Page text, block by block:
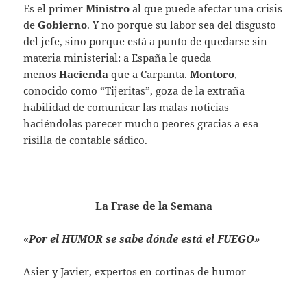
Es el primerMinistro al que puede afectar una crisis
deGobierno. Y no porque su labor sea del disgusto
del jefe, sino porque está a punto de quedarse sin
materia ministerial: a España le queda
menosHacienda que a Carpanta.Montoro,
conocido como “Tijeritas”, goza de la extraña
habilidad de comunicar las malas noticias
haciéndolas parecer mucho peores gracias a esa
risilla de contable sádico.
La Frase de la Semana
«Por el HUMOR se sabe dónde está el FUEGO»
Asier y Javier, expertos en cortinas de humor